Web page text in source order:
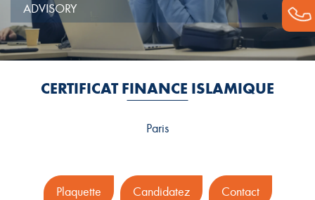
ADVISORY
CERTIFICAT FINANCE ISLAMIQUE
Paris
Plaquette Candidatez Contact